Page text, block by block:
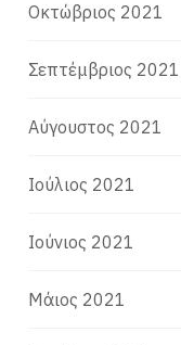
Οκτώβριος 2021
Σεπτέμβριος 2021
Αύγουστος 2021
Ιούλιος 2021
Ιούνιος 2021
Μάιος 2021